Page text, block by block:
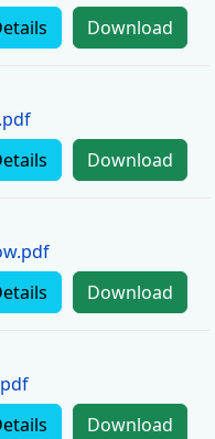
Download
Download
Download
Download